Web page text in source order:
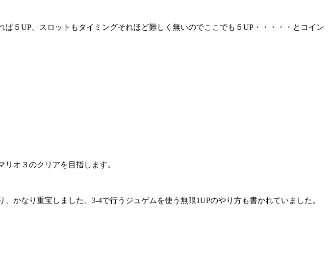
５UP、スロットもタイミングそれほど難しく無いのでここでも５UP・・・・・とコイン
オ３のクリアを目指します。
かなり重宝しました。3-4で行うジュゲムを使う無限1UPのやり方も書かれていました。